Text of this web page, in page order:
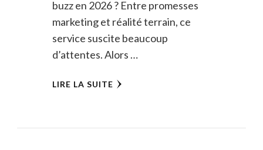
buzz en 2026 ? Entre promesses
marketing et réalité terrain, ce
service suscite beaucoup
d’attentes. Alors …
LIRE LA SUITE